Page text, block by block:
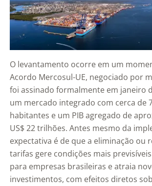
O levantamento ocorre em um
Acordo Mercosul-UE, negociado por
foi assinado formalmente em janeiro
um mercado integrado com cerca de
habitantes e um PIB agregado de
US$ 22 trilhões. Antes mesmo da
expectativa é de que a eliminação ou
tarifas gere condições mais
para empresas brasileiras e atraia
investimentos, com efeitos diretos